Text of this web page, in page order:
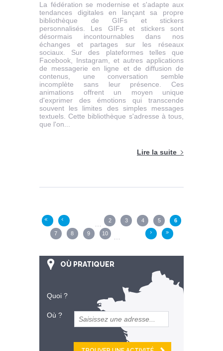
La fédération se modernise et s'adapte aux
tendances digitales en lançant sa propre
bibliothèque de GIFs et stickers
personnalisés. Les GIFs et stickers sont
désormais incontournables dans nos
échanges et partages sur les réseaux
sociaux. Sur des plateformes telles que
Facebook, Instagram, et autres applications
de messagerie en ligne et de diffusion de
contenus, une conversation semble
incomplète sans leur présence. Ces
animations offrent un moyen unique
d'exprimer des émotions qui transcende
souvent les limites des simples messages
textuels. Cette bibliothèque s'adresse à tous,
que l'on...
Lire la suite
« ‹ … 2 3 4 5 6
7 8 9 10 … › »
OÙ PRATIQUER
Quoi ?
Où ?
et